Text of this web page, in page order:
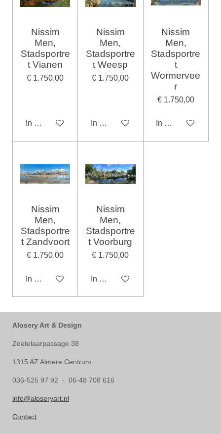
Nissim
Men,
Stadsportre
t Vianen
€ 1.750,00
In winkelwagen
Nissim
Men,
Stadsportre
t Weesp
€ 1.750,00
In winkelwagen
Nissim
Men,
Stadsportre
t
Wormervee
r
€ 1.750,00
In winkelwagen
Nissim
Men,
Stadsportre
t Zandvoort
€ 1.750,00
In winkelwagen
Nissim
Men,
Stadsportre
t Voorburg
€ 1.750,00
In winkelwagen
Alosery Art & Design
Zoetelaarpassage 38
1315 AZ Almere Centrum
036-525 97 92 - 06-48 708 616
info@aloseryart.nl
Contact